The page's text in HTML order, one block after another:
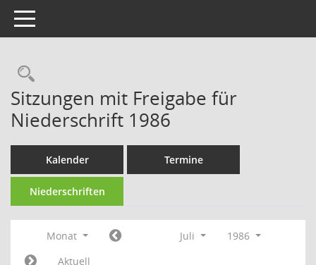
Toggle navigation
Rechercheauswahl
Sitzungen mit Freigabe für
Niederschrift 1986
Kalender Termine
Niederschriften
Monat Juli
1986
Aktuell